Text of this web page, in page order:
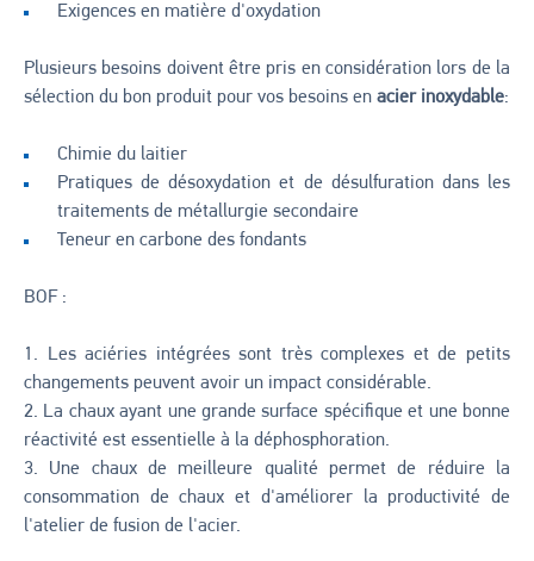
Exigences en matière d'oxydation
Plusieurs besoins doivent être pris en considération lors de la
sélection du bon produit pour vos besoins en acier inoxydable:
Chimie du laitier
Pratiques de désoxydation et de désulfuration dans les
traitements de métallurgie secondaire
Teneur en carbone des fondants
BOF :
Les aciéries intégrées sont très complexes et de petits
changements peuvent avoir un impact considérable.
La chaux ayant une grande surface spécifique et une bonne
réactivité est essentielle à la déphosphoration.
Une chaux de meilleure qualité permet de réduire la
consommation de chaux et d'améliorer la productivité de
l'atelier de fusion de l'acier.